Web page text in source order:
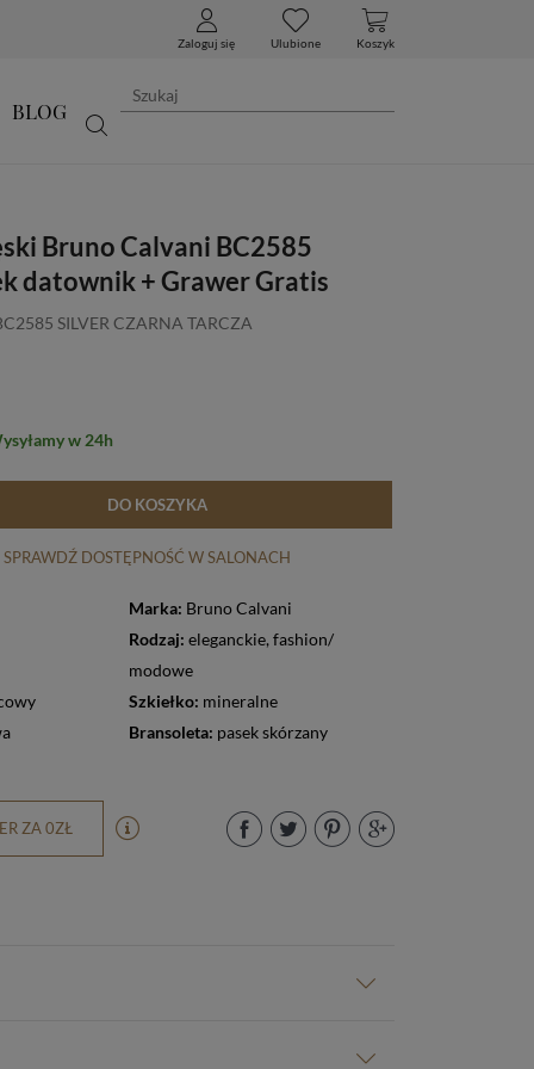
Zaloguj się Ulubione Koszyk
BLOG
Bruno Calvani BC2585
datownik + Grawer Gratis
SILVER CZARNA TARCZA
w 24h
DO KOSZYKA
SPRAWDŹ DOSTĘPNOŚĆ W SALONACH
Marka: Bruno Calvani
Rodzaj:eleganckie, fashion/
modowe
Szkiełko: mineralne
Bransoleta: pasek skórzany
ZA 0ZŁ